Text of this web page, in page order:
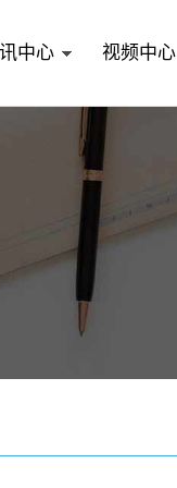
中心 视频中心